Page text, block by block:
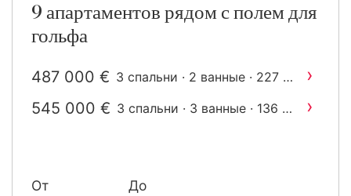
9 апартаментов рядом с полем для
гольфа
487 000 € 3 спальни · 2 ванные · 227 m ›
545 000 € 3 спальни · 3 ванные · 136 m ›
От До